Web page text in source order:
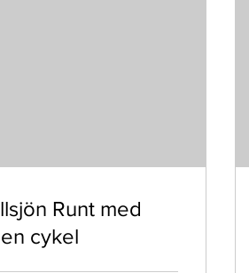
Runt med
cykel